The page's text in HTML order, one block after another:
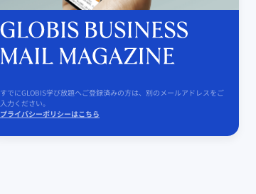
すでにGLOBIS学び放題へご登録済みの方は、別のメールアドレスをご
入力ください。
プライバシーポリシーはこちら